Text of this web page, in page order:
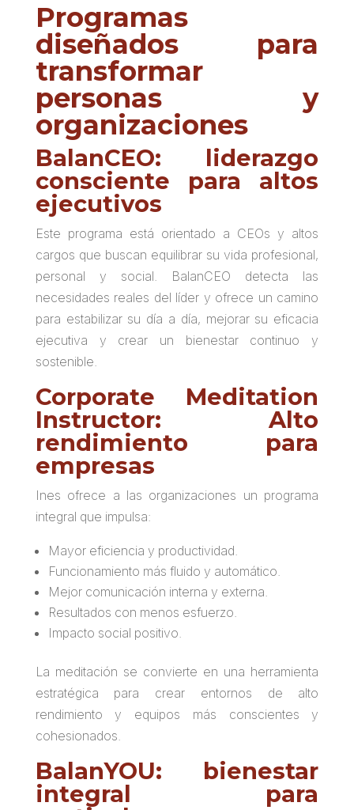
Programas
diseñados para
transformar
personas y
organizaciones
BalanCEO: liderazgo
consciente para altos
ejecutivos
Este programa está orientado a CEOs y altos
cargos que buscan equilibrar su vida profesional,
personal y social. BalanCEO detecta las
necesidades reales del líder y ofrece un camino
para estabilizar su día a día, mejorar su eficacia
ejecutiva y crear un bienestar continuo y
sostenible.
Corporate Meditation
Instructor: Alto
rendimiento para
empresas
Ines ofrece a las organizaciones un programa
integral que impulsa:
Mayor eficiencia y productividad.
Funcionamiento más fluido y automático.
Mejor comunicación interna y externa.
Resultados con menos esfuerzo.
Impacto social positivo.
La meditación se convierte en una herramienta
estratégica para crear entornos de alto
rendimiento y equipos más conscientes y
cohesionados.
BalanYOU: bienestar
integral para